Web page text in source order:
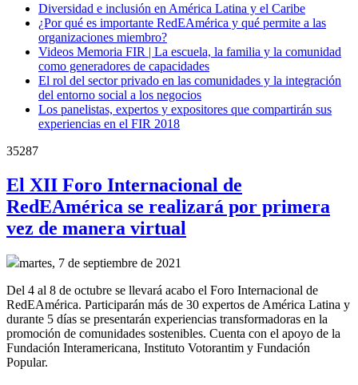
Diversidad e inclusión en América Latina y el Caribe
¿Por qué es importante RedEAmérica y qué permite a las
organizaciones miembro?
Videos Memoria FIR | La escuela, la familia y la comunidad
como generadores de capacidades
El rol del sector privado en las comunidades y la integración
del entorno social a los negocios
Los panelistas, expertos y expositores que compartirán sus
experiencias en el FIR 2018
35287
El XII Foro Internacional de
RedEAmérica se realizará por primera
vez de manera virtual
martes, 7 de septiembre de 2021
Del 4 al 8 de octubre se llevará acabo el Foro Internacional de
RedEAmérica. Participarán más de 30 expertos de América Latina y
durante 5 días se presentarán experiencias transformadoras en la
promoción de comunidades sostenibles. Cuenta con el apoyo de la
Fundación Interamericana, Instituto Votorantim y Fundación
Popular.